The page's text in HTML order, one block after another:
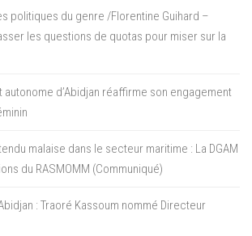
politiques du genre /Florentine Guihard –
les questions de quotas pour miser sur la
autonome d’Abidjan réaffirme son engagement
malaise dans le secteur maritime : La DGAM
du RASMOMM (Communiqué)
: Traoré Kassoum nommé Directeur